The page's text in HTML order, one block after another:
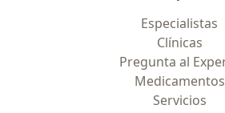
Especialistas
Clínicas
Pregunta al
Medicamentos
Servicios